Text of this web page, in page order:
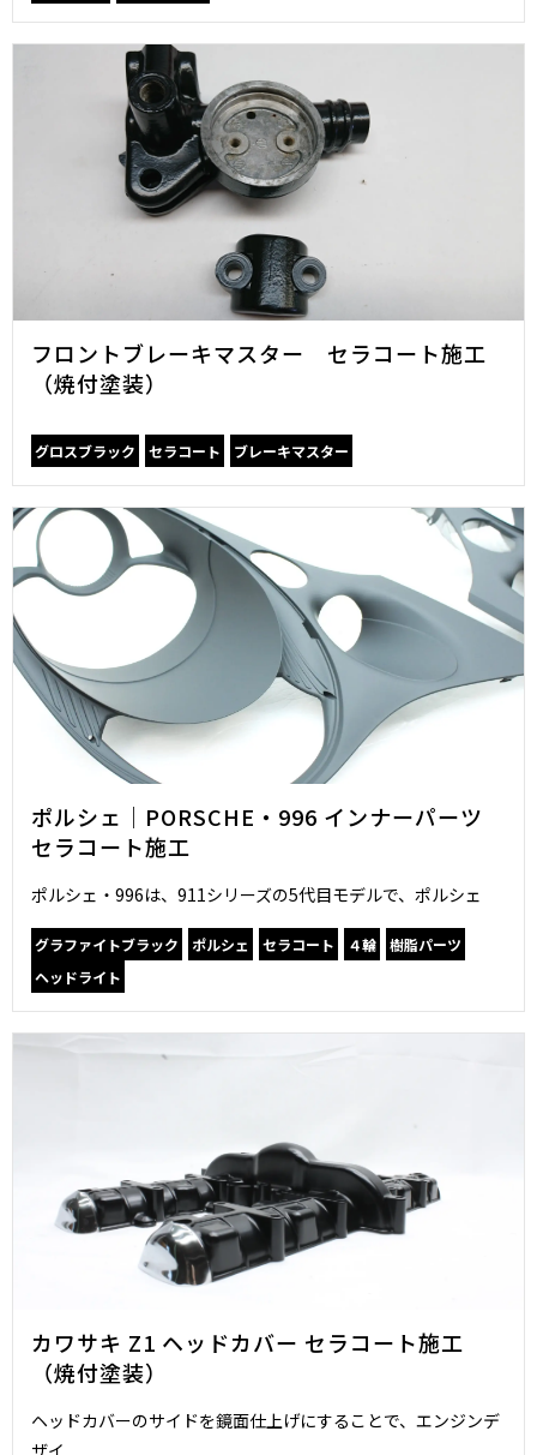
フロントブレーキマスター セラコート施工
（焼付塗装）
グロスブラック セラコート ブレーキマスター
ポルシェ｜PORSCHE・996 インナーパーツ
セラコート施工
ポルシェ・996は、911シリーズの5代目モデルで、ポルシェ
グラファイトブラック ポルシェ セラコート ４輪
樹脂パーツ
ヘッドライト
カワサキ Z1 ヘッドカバー セラコート施工
（焼付塗装）
ヘッドカバーのサイドを鏡面仕上げにすることで、エンジンデ